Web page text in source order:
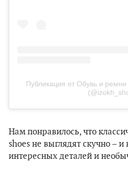
Публикация от Обувь и
Нам понравилось, что
shoes не выглядят скучно – и
интересных деталей и